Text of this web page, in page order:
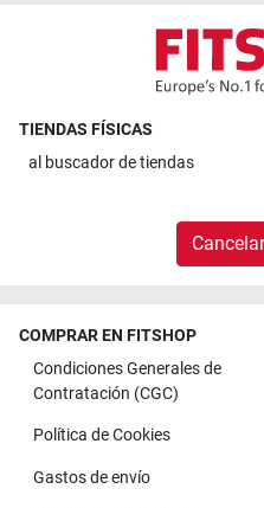
TIENDAS FÍSICAS
al buscador de tiendas
COMPRAR EN FITSHOP
Condiciones Generales de
Contratación (CGC)
Política de Cookies
Gastos de envío